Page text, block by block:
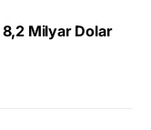
Milyar Dolar